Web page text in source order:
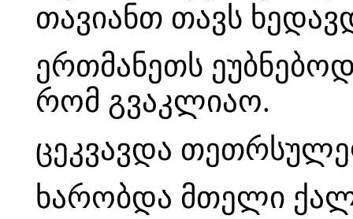
თავიანთ თავს
ერთმანეთს
რომ გვაკლიაო.
ცეკვავდა
ხარობდა მთელი